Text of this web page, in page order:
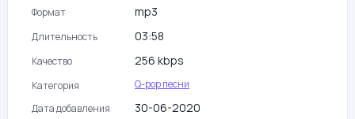
Формат mp3
Длительность 03:58
Качество 256 kbps
Категория
Q-pop песни
Дата добавления
30-06-2020